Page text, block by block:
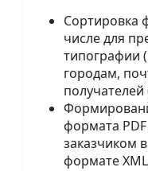
Сортировка
числе для
типографии
городам,
формата
заказчиком
формате